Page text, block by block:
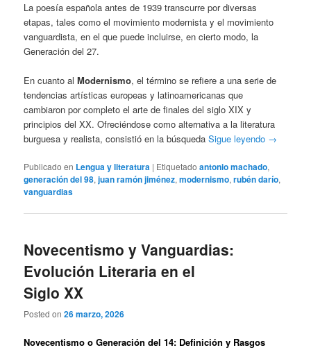
La poesía española antes de 1939 transcurre por diversas
etapas, tales como el movimiento modernista y el movimiento
vanguardista, en el que puede incluirse, en cierto modo, la
Generación del 27.
En cuanto alModernismo, el término se refiere a una serie de
tendencias artísticas europeas y latinoamericanas que
cambiaron por completo el arte de finales del siglo XIX y
principios del XX. Ofreciéndose como alternativa a la literatura
burguesa y realista, consistió en la búsquedaSigue leyendo →
Publicado en Lengua y literatura | Etiquetado antonio machado,
generación del 98,juan ramón jiménez,modernismo,rubén darío,
vanguardias
Novecentismo y Vanguardias:
Evolución Literaria en el
Siglo XX
Posted on26 marzo, 2026
Novecentismo o Generación del 14: Definición y Rasgos